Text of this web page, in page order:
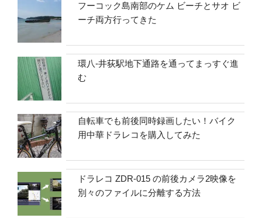
フーコック島南部のケム ビーチとサオ ビ
ーチ両方行ってきた
環八-井荻駅地下通路を通ってまっすぐ進
む
自転車でも前後同時録画したい！バイク
用中華ドラレコを購入してみた
ドラレコ ZDR-015 の前後カメラ2映像を
別々のファイルに分離する方法